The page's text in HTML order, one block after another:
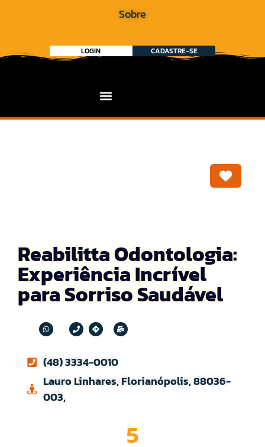
Sobre
LOGIN CADASTRE-SE
Reabilitta Odontologia:
Experiência Incrível
para Sorriso Saudável
(48) 3334-0010
Lauro Linhares, Florianópolis, 88036-
003,
5